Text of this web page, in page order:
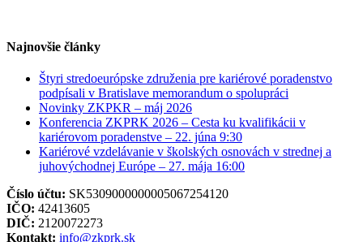
Najnovšie články
Štyri stredoeurópske združenia pre kariérové poradenstvo
podpísali v Bratislave memorandum o spolupráci
Novinky ZKPKR – máj 2026
Konferencia ZKPRK 2026 – Cesta ku kvalifikácii v
kariérovom poradenstve – 22. júna 9:30
Kariérové vzdelávanie v školských osnovách v strednej a
juhovýchodnej Európe – 27. mája 16:00
Číslo účtu: SK5309000000005067254120
IČO: 42413605
DIČ: 2120072273
Kontakt: info@zkprk.sk